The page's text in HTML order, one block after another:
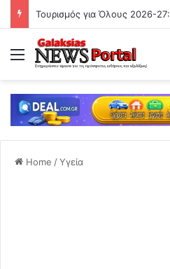
Menu
Home /Υγεία